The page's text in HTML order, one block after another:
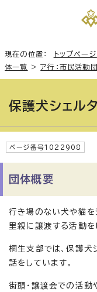
現在の位置： トップページ
体一覧
>ア行：市民活動
保護犬シェル
ページ番号1022908
団体概要
行き場のない犬や猫を
里親に譲渡する活動を
桐生支部では、保護犬
話をしています。
街頭・譲渡会での活動